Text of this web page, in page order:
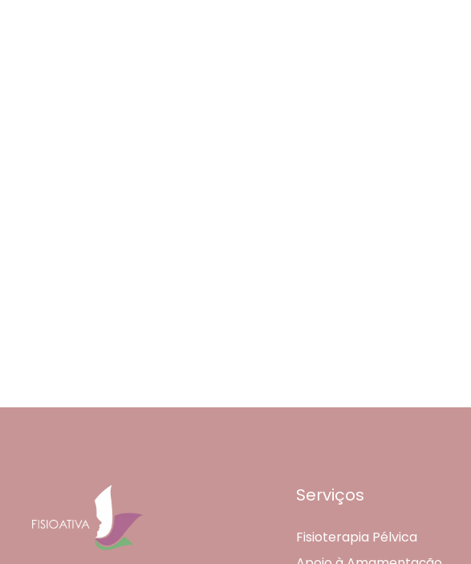
Serviços
Fisioterapia Pélvica